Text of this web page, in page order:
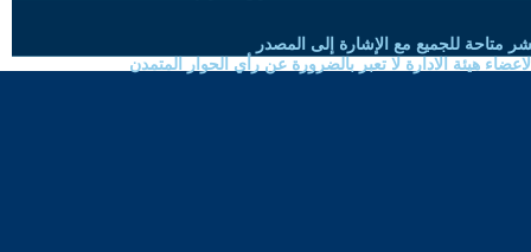
متاحة للجميع مع الإشارة إلى المصدر
هيئة الادارة لا تعبر بالضرورة عن رأي الحوار المتمدن